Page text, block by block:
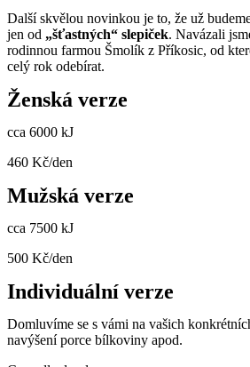
Další skvělou novinkou je to, že už
jen od „šťastných“ slepiček. Navázali
rodinnou farmou Šmolík z Příkosic, od
celý rok odebírat.
Ženská verze
cca 6000 kJ
460 Kč/den
Mužská verze
cca 7500 kJ
500 Kč/den
Individuální verze
Domluvíme se s vámi na vašich
navýšení porce bílkoviny apod.